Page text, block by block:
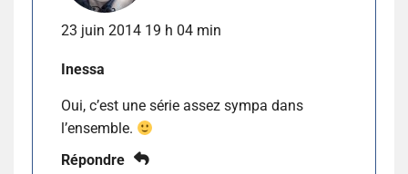
23 juin 2014 19 h 04 min
Inessa
Oui, c’est une série assez sympa dans
l’ensemble.
Répondre